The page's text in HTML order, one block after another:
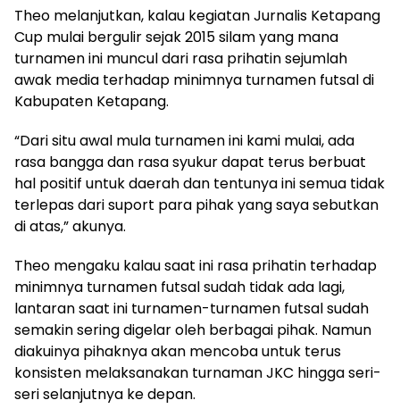
Theo melanjutkan, kalau kegiatan Jurnalis Ketapang
Cup mulai bergulir sejak 2015 silam yang mana
turnamen ini muncul dari rasa prihatin sejumlah
awak media terhadap minimnya turnamen futsal di
Kabupaten Ketapang.
“Dari situ awal mula turnamen ini kami mulai, ada
rasa bangga dan rasa syukur dapat terus berbuat
hal positif untuk daerah dan tentunya ini semua tidak
terlepas dari suport para pihak yang saya sebutkan
di atas,” akunya.
Theo mengaku kalau saat ini rasa prihatin terhadap
minimnya turnamen futsal sudah tidak ada lagi,
lantaran saat ini turnamen-turnamen futsal sudah
semakin sering digelar oleh berbagai pihak. Namun
diakuinya pihaknya akan mencoba untuk terus
konsisten melaksanakan turnaman JKC hingga seri-
seri selanjutnya ke depan.